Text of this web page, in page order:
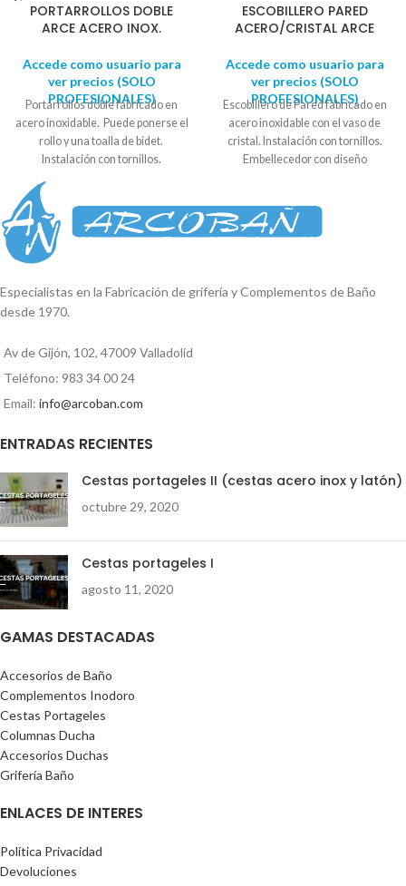
PORTARROLLOS DOBLE
ARCE ACERO INOX.
Accede como usuario para
ver precios (SOLO
PROFESIONALES)
Portarrollos doble fabricado en
acero inoxidable. Puede ponerse el
rollo y una toalla de bidet.
Instalación con tornillos.
cuadrado. Se suministra en caja
expositora. Medida embellecedor:
5cm x 5cm Largo: 28,5cm
vídeo
ESCOBILLERO PARED
ACERO/CRISTAL ARCE
Accede como usuario para
ver precios (SOLO
PROFESIONALES)
Escobillero de Pared fabricado en
acero inoxidable con el vaso de
cristal. Instalación con tornillos.
Embellecedor con diseño
x 5cm Alto total: 37,2cm. Ancho
vaso: 11,5cm
Especialistas en la Fabricación de grifería y Complementos de Baño
desde 1970.
Av de Gijón, 102, 47009 Valladolid
Teléfono: 983 34 00 24
Email: info@arcoban.com
ENTRADAS RECIENTES
Cestas portageles II (cestas acero inox y latón)
octubre 29, 2020
Cestas portageles I
agosto 11, 2020
GAMAS DESTACADAS
Accesorios de Baño
Complementos Inodoro
Cestas Portageles
Columnas Ducha
Accesorios Duchas
Grifería Baño
ENLACES DE INTERES
Política Privacidad
Devoluciones